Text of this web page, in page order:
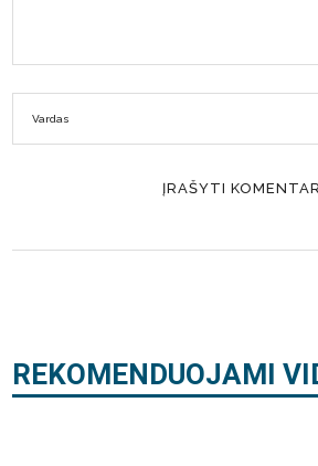
REKOMENDUOJAMI